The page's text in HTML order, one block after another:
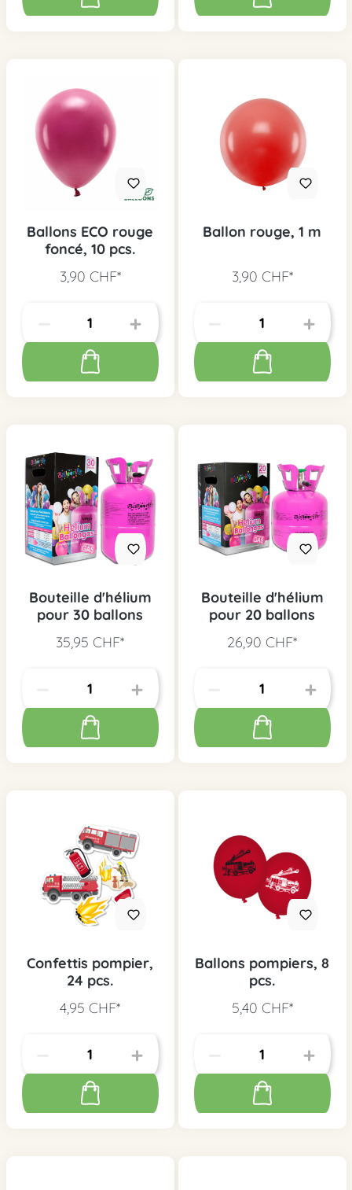
Ballons ECO rouge
foncé, 10 pcs.
3,90 CHF*
Ballon rouge, 1 m
3,90 CHF*
Bouteille d'hélium
pour 30 ballons
35,95 CHF*
Bouteille d'hélium
pour 20 ballons
26,90 CHF*
Confettis pompier,
24 pcs.
4,95 CHF*
Ballons pompiers, 8
pcs.
5,40 CHF*